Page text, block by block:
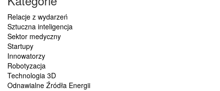
Relacje z wydarzeń
Sztuczna inteligencja
Sektor medyczny
Startupy
Innowatorzy
Robotyzacja
Technologia 3D
Odnawialne Źródła Energii